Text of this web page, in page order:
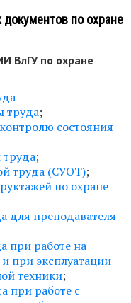
по охране
ВлГУ по охране
труда;
состояния
труда;
труда (СУОТ);
по охране
для преподавателя
при работе на
при эксплуатации
техники;
при работе с